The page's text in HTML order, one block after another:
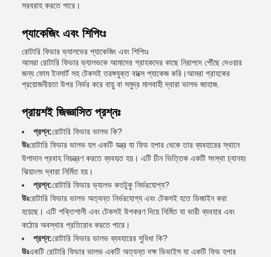
সরবরাহ করতে পারে।
প্যাকেজিং এবং শিপিংঃ
রোটারি ফিডার ভ্যালভের প্যাকেজিং এবং শিপিংঃ
আমরা রোটারি ফিডার ভ্যালভকে আমাদের গ্রাহকদের কাছে নিরাপদে পৌঁছে দেওয়ার
জন্য ফোম ইনসার্ট সহ টেকসই তরঙ্গযুক্ত বাক্সে প্যাকেজ করি।আমরা গ্রাহকের
প্রয়োজনীয়তা উপর নির্ভর করে বায়ু বা সমুদ্র মালবাহী দ্বারা ভালভ জাহাজ.
প্রায়শই জিজ্ঞাসিত প্রশ্নঃ
প্রশ্ন:রোটারি ফিডার ভালভ কি?
উঃরোটারি ফিডার ভালভ হল একটি যন্ত্র যা ফিড হপার থেকে তার ব্যবহারের স্থানে
উপাদান প্রবাহ নিয়ন্ত্রণ করতে ব্যবহৃত হয়। এটি চীন ভিত্তিক একটি সংস্থা চ্যানহং
ঝিয়াংলং দ্বারা নির্মিত হয়।
প্রশ্ন:রোটারি ফিডার ভ্যালভ কতটুকু নির্ভরযোগ্য?
উঃরোটারি ফিডার ভালভ অত্যন্ত নির্ভরযোগ্য এবং টেকসই হতে ডিজাইন করা
হয়েছে। এটি শক্তিশালী এবং টেকসই উপকরণ দিয়ে নির্মিত যা ভারী ব্যবহার এবং
কঠোর অবস্থার প্রতিরোধ করতে পারে।
প্রশ্ন:রোটারি ফিডার ভালভ ব্যবহারের সুবিধা কি?
উঃএকটি রোটারি ফিডার ভালভ একটি অত্যন্ত দক্ষ ডিভাইস যা একটি ফিড হপার